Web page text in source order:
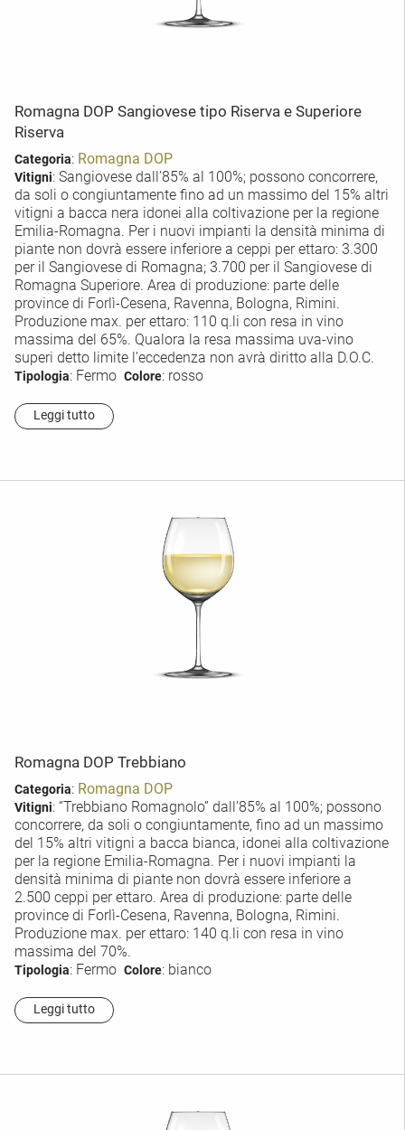
Romagna DOP Sangiovese tipo Riserva e Superiore
Riserva
Categoria: Romagna DOP
Vitigni: Sangiovese dall’85% al 100%; possono concorrere,
da soli o congiuntamente fino ad un massimo del 15% altri
vitigni a bacca nera idonei alla coltivazione per la regione
Emilia-Romagna. Per i nuovi impianti la densità minima di
piante non dovrà essere inferiore a ceppi per ettaro: 3.300
per il Sangiovese di Romagna; 3.700 per il Sangiovese di
Romagna Superiore. Area di produzione: parte delle
province di Forlì-Cesena, Ravenna, Bologna, Rimini.
Produzione max. per ettaro: 110 q.li con resa in vino
massima del 65%. Qualora la resa massima uva-vino
superi detto limite l’eccedenza non avrà diritto alla D.O.C.
Tipologia: Fermo Colore: rosso
Leggi tutto
Romagna DOP Trebbiano
Categoria: Romagna DOP
Vitigni: “Trebbiano Romagnolo” dall’85% al 100%; possono
concorrere, da soli o congiuntamente, fino ad un massimo
del 15% altri vitigni a bacca bianca, idonei alla coltivazione
per la regione Emilia-Romagna. Per i nuovi impianti la
densità minima di piante non dovrà essere inferiore a
2.500 ceppi per ettaro. Area di produzione: parte delle
province di Forlì-Cesena, Ravenna, Bologna, Rimini.
Produzione max. per ettaro: 140 q.li con resa in vino
massima del 70%.
Tipologia: Fermo Colore: bianco
Leggi tutto